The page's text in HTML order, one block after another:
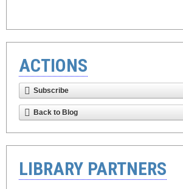
ACTIONS
Subscribe
Back to Blog
LIBRARY PARTNERS